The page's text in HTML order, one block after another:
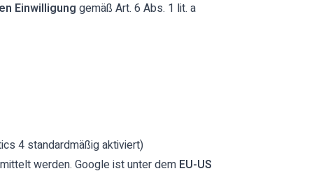
Einwilligung gemäß Art. 6 Abs. 1 lit. a
4 standardmäßig aktiviert)
werden. Google ist unter dem EU-US